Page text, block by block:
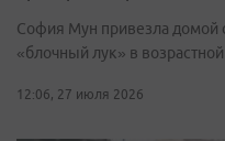
София Мун привезла домой
«блочный лук» в
12:06, 27 июля 2026